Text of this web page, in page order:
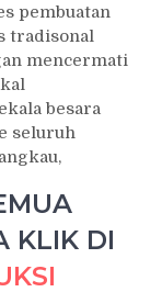
pembuatan
tradisonal
mencermati
besara
seluruh
KLIK DI